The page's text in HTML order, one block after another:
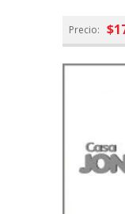
Precio: